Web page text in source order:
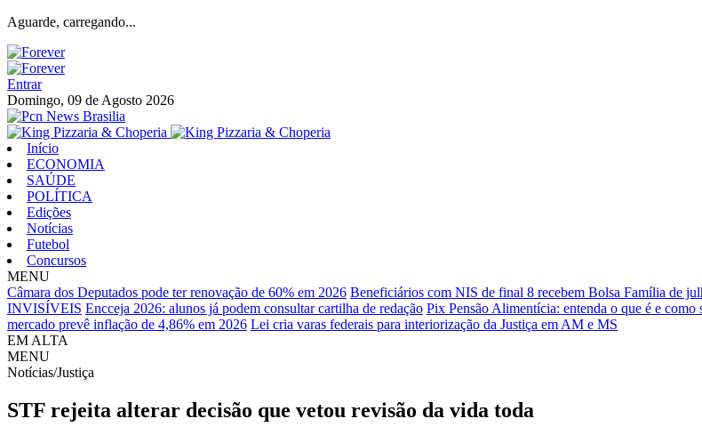
Aguarde, carregando...
Entrar
Domingo, 09 de Agosto 2026
Início
ECONOMIA
SAÚDE
POLÍTICA
Edições
Notícias
Futebol
Concursos
MENU
Câmara dos Deputados pode ter renovação de 60% em 2026 Beneficiários com NIS de final 8 recebem Bolsa Família de
INVISÍVEIS Encceja 2026: alunos já podem consultar cartilha de redação Pix Pensão Alimentícia: entenda o que é e como
mercado prevê inflação de 4,86% em 2026 Lei cria varas federais para interiorização da Justiça em AM e MS
EM ALTA
MENU
Notícias/Justiça
STF rejeita alterar decisão que vetou revisão da vida toda